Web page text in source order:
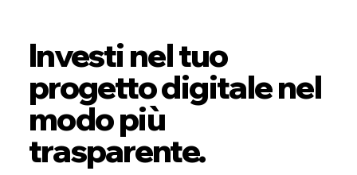
Investi nel tuo
progetto digitale nel
modo più
trasparente.